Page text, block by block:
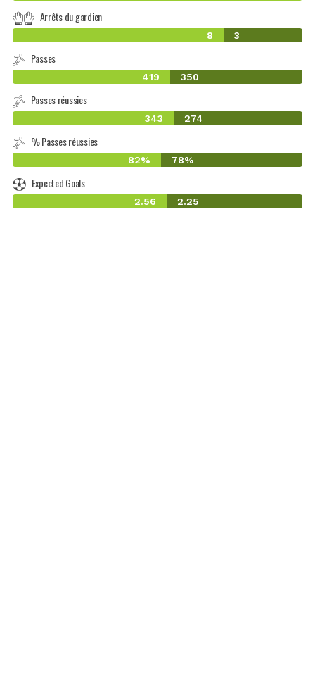
Arrêts du gardien
8 3
Passes
419 350
Passes réussies
343 274
% Passes réussies
82% 78%
Expected Goals
2.56 2.25